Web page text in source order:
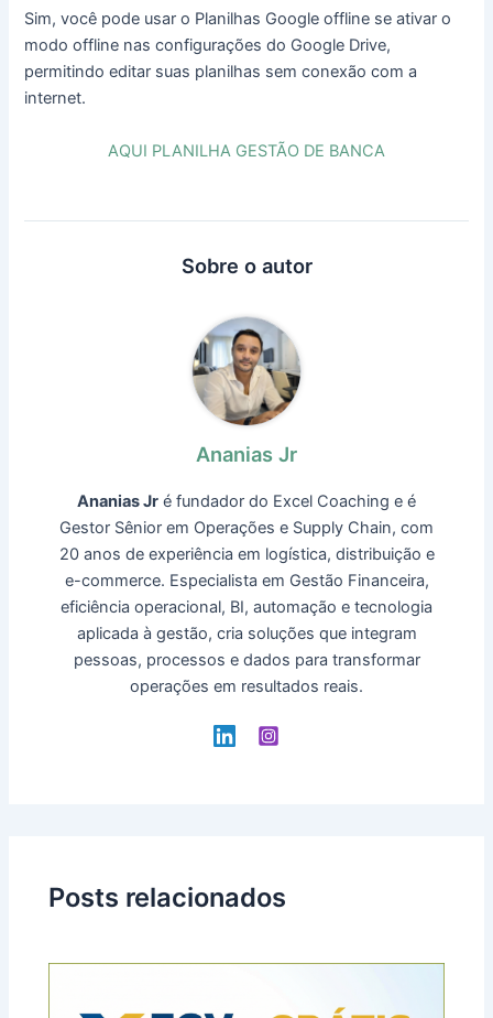
Sim, você pode usar o Planilhas Google offline se ativar o
modo offline nas configurações do Google Drive,
permitindo editar suas planilhas sem conexão com a
internet.
AQUI PLANILHA GESTÃO DE BANCA
Sobre o autor
Ananias Jr
Ananias Jr é fundador do Excel Coaching e é
Gestor Sênior em Operações e Supply Chain, com
20 anos de experiência em logística, distribuição e
e-commerce. Especialista em Gestão Financeira,
eficiência operacional, BI, automação e tecnologia
aplicada à gestão, cria soluções que integram
pessoas, processos e dados para transformar
operações em resultados reais.
Posts relacionados